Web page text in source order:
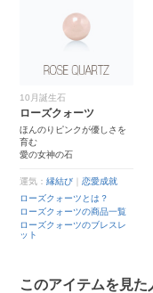
10月誕生石
ローズクォーツ
ほんのりピンクが優しさを
育む
愛の女神の石
運気：縁結び ｜恋愛成就
ローズクォーツとは？
ローズクォーツの商品一覧
ローズクォーツのブレスレ
ット
このアイテムを見